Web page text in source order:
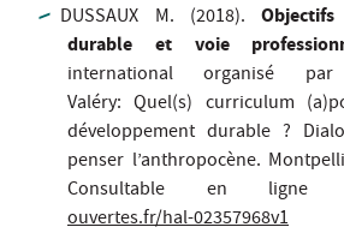
DUSSAUX M. (2018).
durable et voie
international organisé
Valéry:Quel(s) curriculum
développement durable ?
penser l’anthropocène.
Consultable en ligne
ouvertes.fr/hal-02357968v1